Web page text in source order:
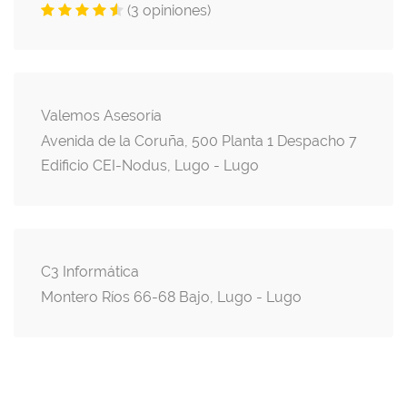
(3 opiniones)
Valemos Asesoría
Avenida de la Coruña, 500 Planta 1 Despacho 7
Edificio CEI-Nodus, Lugo - Lugo
C3 Informática
Montero Ríos 66-68 Bajo, Lugo - Lugo